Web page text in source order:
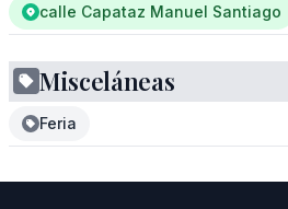
calle Capataz Manuel Santiago
Misceláneas
Feria